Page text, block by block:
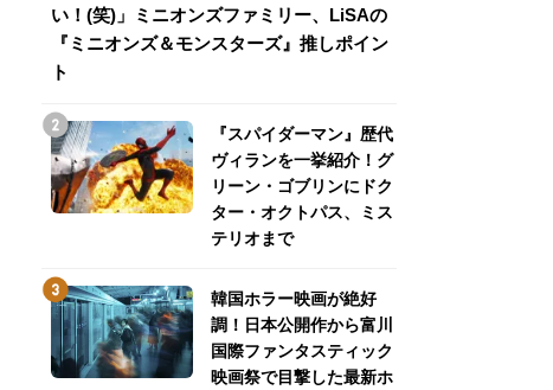
い！(笑)」ミニオンズファミリー、LiSAの
『ミニオンズ＆モンスターズ』推しポイン
ト
『スパイダーマン』歴代
ヴィランを一挙紹介！グ
リーン・ゴブリンにドク
ター・オクトパス、ミス
テリオまで
韓国ホラー映画が絶好
調！日本公開作から富川
国際ファンタスティック
映画祭で目撃した最新ホ